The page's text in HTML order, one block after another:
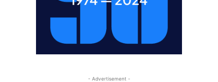
- Advertisement -